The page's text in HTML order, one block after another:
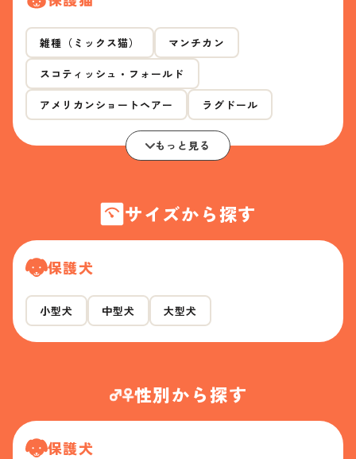
雑種（ミックス猫） マンチカン
スコティッシュ・フォールド
アメリカンショートヘアー ラグドール
もっと見る
サイズから探す
保護犬
小型犬 中型犬 大型犬
性別から探す
保護犬